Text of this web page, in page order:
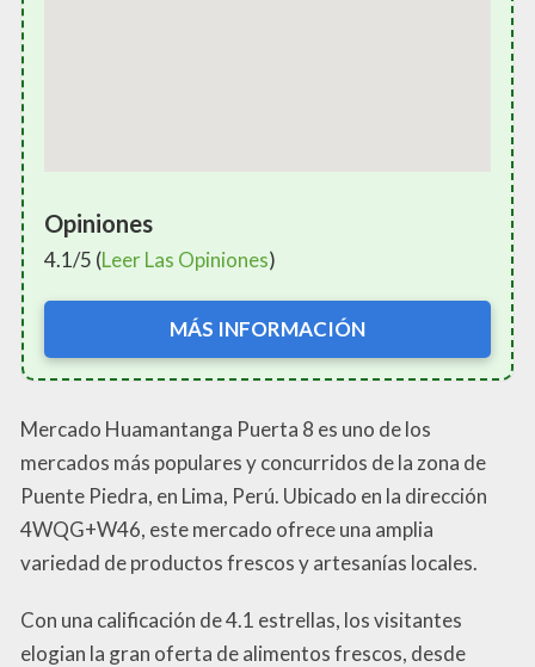
Opiniones
4.1/5 (Leer Las Opiniones)
MÁS INFORMACIÓN
Mercado Huamantanga Puerta 8 es uno de los
mercados más populares y concurridos de la zona de
Puente Piedra, en Lima, Perú. Ubicado en la dirección
4WQG+W46, este mercado ofrece una amplia
variedad de productos frescos y artesanías locales.
Con una calificación de 4.1 estrellas, los visitantes
elogian la gran oferta de alimentos frescos, desde